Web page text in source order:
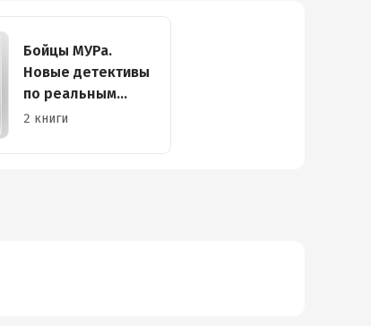
Бойцы МУРа.
Новые детективы
по реальным
делам
2 книги